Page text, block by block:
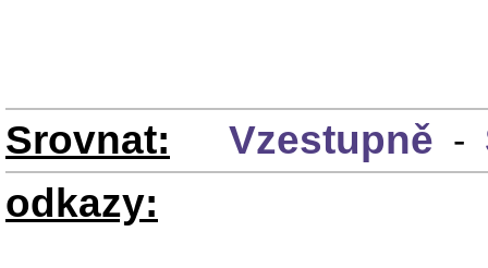
Srovnat: Vzestupně -
odkazy: